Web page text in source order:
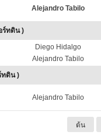
Alejandro Tabilo
ร์ทดิน )
Diego Hidalgo
Alejandro Tabilo
ทดิน )
Alejandro Tabilo
ต้น